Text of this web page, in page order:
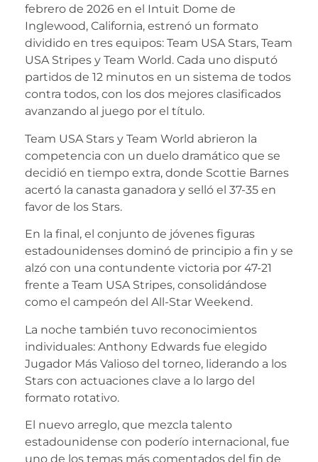
febrero de 2026 en el Intuit Dome de
Inglewood, California, estrenó un formato
dividido en tres equipos: Team USA Stars, Team
USA Stripes y Team World. Cada uno disputó
partidos de 12 minutos en un sistema de todos
contra todos, con los dos mejores clasificados
avanzando al juego por el título.
Team USA Stars y Team World abrieron la
competencia con un duelo dramático que se
decidió en tiempo extra, donde Scottie Barnes
acertó la canasta ganadora y selló el 37-35 en
favor de los Stars.
En la final, el conjunto de jóvenes figuras
estadounidenses dominó de principio a fin y se
alzó con una contundente victoria por 47-21
frente a Team USA Stripes, consolidándose
como el campeón del All-Star Weekend.
La noche también tuvo reconocimientos
individuales: Anthony Edwards fue elegido
Jugador Más Valioso del torneo, liderando a los
Stars con actuaciones clave a lo largo del
formato rotativo.
El nuevo arreglo, que mezcla talento
estadounidense con poderío internacional, fue
uno de los temas más comentados del fin de